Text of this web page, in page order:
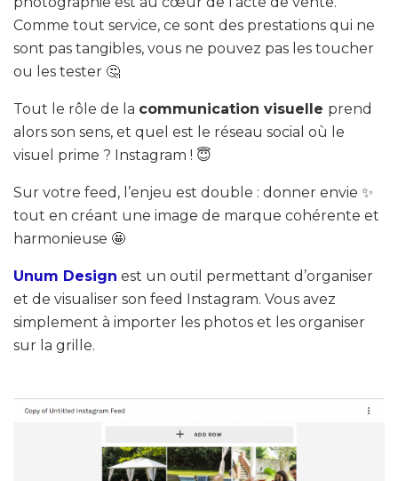
Comme tout service, ce sont des prestations qui ne
sont pas tangibles, vous ne pouvez pas les toucher
ou les tester 🤔
Tout le rôle de la communication visuelle prend
alors son sens, et quel est le réseau social où le
visuel prime ? Instagram ! 😇
Sur votre feed, l’enjeu est double : donner envie ✨
tout en créant une image de marque cohérente et
harmonieuse 🤩
Unum Design est un outil permettant d’organiser
et de visualiser son feed Instagram. Vous avez
simplement à importer les photos et les organiser
sur la grille.